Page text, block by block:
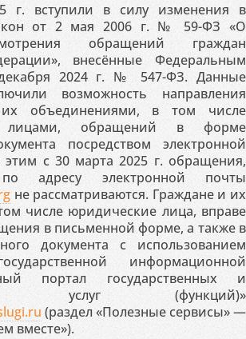
г. вступили в силу изменения в
от 2 мая 2006 г. № 59-ФЗ «О
обращений граждан
внесённые Федеральным
2024 г. № 547-ФЗ. Данные
возможность направления
объединениями, в том числе
лицами, обращений в форме
посредством электронной
с 30 марта 2025 г. обращения,
по адресу электронной почты
не рассматриваются. Граждане и их
числе юридические лица, вправе
в письменной форме, а также в
документа с использованием
информационной
портал государственных и
услуг (функций)»
(раздел «Полезные сервисы» —
вместе»).